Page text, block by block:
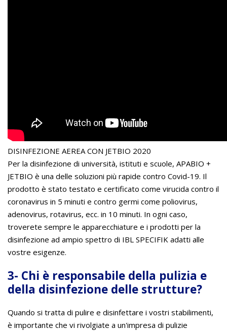
DISINFEZIONE AEREA CON JETBIO 2020
Per la disinfezione di università, istituti e scuole, APABIO +
JETBIO è una delle soluzioni più rapide contro Covid-19. Il
prodotto è stato testato e certificato come virucida contro il
coronavirus in 5 minuti e contro germi come poliovirus,
adenovirus, rotavirus, ecc. in 10 minuti. In ogni caso,
troverete sempre le apparecchiature e i prodotti per la
disinfezione ad ampio spettro di IBL SPECIFIK adatti alle
vostre esigenze.
3- Chi è responsabile della pulizia e
della disinfezione delle strutture?
Quando si tratta di pulire e disinfettare i vostri stabilimenti,
è importante che vi rivolgiate a un'impresa di pulizie